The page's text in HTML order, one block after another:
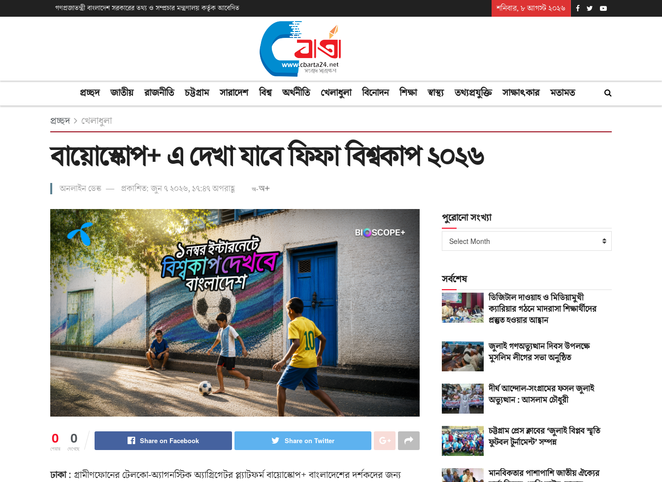
গণপ্রজাতন্ত্রী বাংলাদেশ সরকারের তথ্য ও সম্প্রচার মন্ত্রণালয় কর্তৃক আবেদিত শনিবার, ৮ আগস্ট ২০২৬
প্রচ্ছদ জাতীয় রাজনীতি চট্টগ্রাম সারাদেশ বিশ্ব অর্থনীতি খেলাধুলা বিনোদন শিক্ষা স্বাস্থ্য তথ্যপ্রযুক্তি সাক্ষাৎকার মতামত
প্রচ্ছদ খেলাধুলা
বায়োস্কোপ+ এ দেখা যাবে ফিফা বিশ্বকাপ ২০২৬
অনলাইন ডেস্ক প্রকাশিত: জুন ৭ ২০২৬, ১৭:৪৭ অপরাহ্ণ অ-অ+
0
শেয়ার
0
দেখেছে
Share on Facebook Share on Twitter
ঢাকা: গ্রামীণফোনের টেলকো-অ্যাগনস্টিক অ্যাগ্রিগেটর প্ল্যাটফর্ম বায়োস্কোপ+ বাংলাদেশের দর্শকদের জন্য
পুরোনো সংখ্যা
পুরোনো
সংখ্যা
Select Month
সর্বশেষ
ডিজিটাল দাওয়াহ ও মিডিয়ামুখী
ক্যারিয়ার গঠনে মাদরাসা শিক্ষার্থীদের
প্রস্তুত হওয়ার আহ্বান
জুলাই গণঅভ্যুত্থান দিবস উপলক্ষে
মুসলিম লীগের সভা অনুষ্ঠিত
দীর্ঘ আন্দোল-সংগ্রামের ফসল জুলাই
অভ্যুত্থান : আসলাম চৌধুরী
চট্টগ্রাম প্রেস ক্লাবের ‘জুলাই বিপ্লব স্মৃতি
ফুটবল টুর্নামেন্ট’ সম্পন্ন
মানবিকতার পাশাপাশি জাতীয় ঐক্যের